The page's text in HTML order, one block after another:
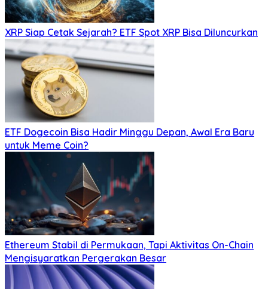
XRP Siap Cetak Sejarah? ETF Spot XRP Bisa Diluncurkan
ETF Dogecoin Bisa Hadir Minggu Depan, Awal Era Baru
untuk Meme Coin?
Ethereum Stabil di Permukaan, Tapi Aktivitas On-Chain
Mengisyaratkan Pergerakan Besar